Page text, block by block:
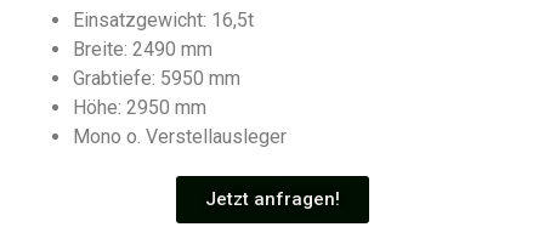
Einsatzgewicht: 16,5t
Breite: 2490 mm
Grabtiefe: 5950 mm
Höhe: 2950 mm
Mono o. Verstellausleger
Jetzt anfragen!